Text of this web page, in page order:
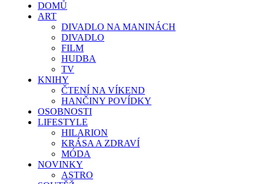
DOMŮ
ART
DIVADLO NA MANINÁCH
DIVADLO
FILM
HUDBA
TV
KNIHY
ČTENÍ NA VÍKEND
HANČINY POVÍDKY
OSOBNOSTI
LIFESTYLE
HILARION
KRÁSA A ZDRAVÍ
MÓDA
NOVINKY
ASTRO